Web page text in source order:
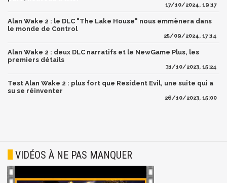
17/10/2024, 19:17
Alan Wake 2 : le DLC "The Lake House" nous emmènera dans
le monde de Control
25/09/2024, 17:14
Alan Wake 2 : deux DLC narratifs et le NewGame Plus, les
premiers détails
31/10/2023, 15:24
Test Alan Wake 2 : plus fort que Resident Evil, une suite qui a
su se réinventer
26/10/2023, 15:00
VIDÉOS À NE PAS MANQUER